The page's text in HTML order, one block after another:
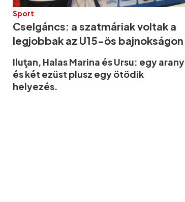
Sport
Cselgáncs: a szatmáriak voltak a
legjobbak az U15-ös bajnokságon
Iluţan, Halas Marina és Ursu: egy arany
és két ezüst plusz egy ötödik
helyezés.